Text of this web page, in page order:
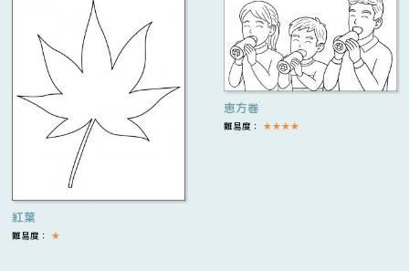
紅葉
難易度： ★
恵方巻
難易度： ★★★★